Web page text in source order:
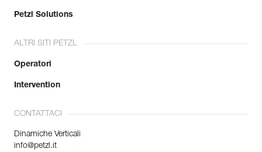
Petzl Solutions
ALTRI SITI PETZL
Operatori
Intervention
CONTATTACI
Dinamiche Verticali
info@petzl.it